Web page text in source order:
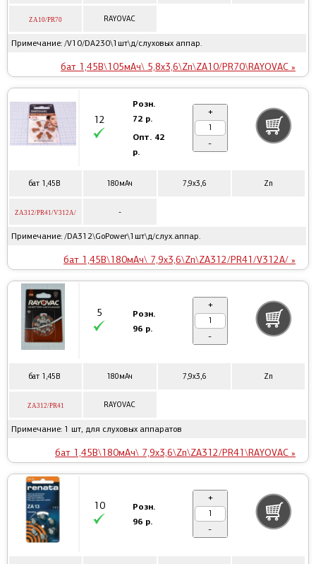
ZA10/PR70 RAYOVAC
Примечание: /V10/DA230\1шт\д/слуховых аппар.
бат 1,45В\105мАч\ 5,8x3,6\Zn\ZA10/PR70\RAYOVAC »
бат 1,45В 180мАч 7,9x3,6 Zn
ZA312/PR41/V312A/ -
Примечание: /DA312\GoPower\1шт\д/слух.аппар.
бат 1,45В\180мАч\ 7,9x3,6\Zn\ZA312/PR41/V312A/ »
12
Розн.
72 р.
Опт. 42
р.
+
-
бат 1,45В 180мАч 7,9x3,6 Zn
ZA312/PR41 RAYOVAC
Примечание: 1 шт, для слуховых аппаратов
бат 1,45В\180мАч\ 7,9x3,6\Zn\ZA312/PR41\RAYOVAC »
5
Розн.
96 р.
+
-
10
Розн.
96 р.
+
-